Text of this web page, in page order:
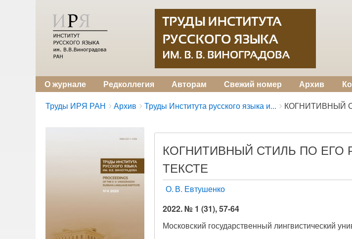
О журнале Редколлегия Авторам Свежий номер Архив
Breadcrumbs
You
Труды ИРЯ РАН Архив Труды Института русского языка и... КОГНИТИВНЫЙ
КОГНИТИВНЫЙ СТИЛЬ ПО
ТЕКСТЕ
О. В. Евтушенко
2022. № 1 (31), 57-64
Московский государственный лингвистический